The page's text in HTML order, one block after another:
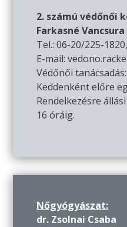
2. számú védőnői
Farkasné
Tel.: 06-20/225-1820,
E-mail:
Védőnői tanácsadás:
Keddenként előre
Rendelkezésre
16 óráig.
Nőgyógyászat:
dr. Zsolnai Csaba